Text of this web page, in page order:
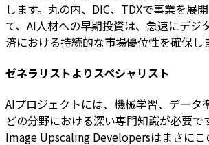
します。丸の内、DIC、TDXで事業を展
て、AI人材への早期投資は、急速にデジ
済における持続的な市場優位性を確保し
ゼネラリストよりスペシャリスト
AIプロジェクトには、機械学習、データ
どの分野における深い専門知識が必要で
Image Upscaling Developersはまさに